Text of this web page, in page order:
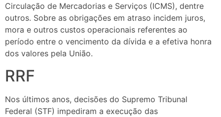
Circulação de Mercadorias e Serviços (ICMS), dentre
outros. Sobre as obrigações em atraso incidem juros,
mora e outros custos operacionais referentes ao
período entre o vencimento da dívida e a efetiva honra
dos valores pela União.
RRF
Nos últimos anos, decisões do Supremo Tribunal
Federal (STF) impediram a execução das